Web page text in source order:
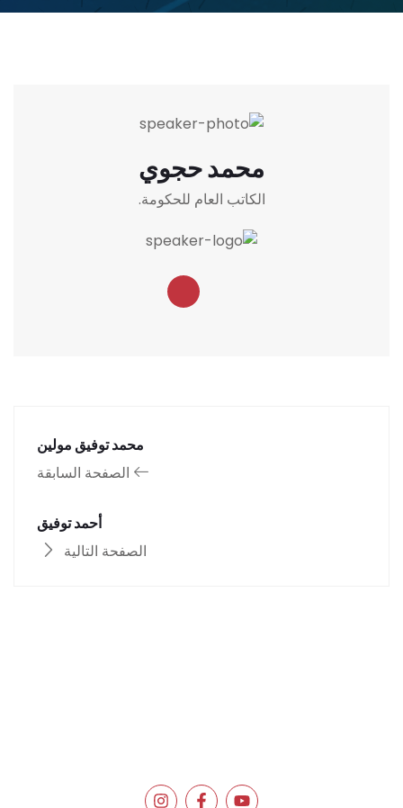
محمد حجوي
الكاتب العام للحكومة.
محمد توفيق مولين
الصفحة السابقة
أحمد توفيق
الصفحة التالية